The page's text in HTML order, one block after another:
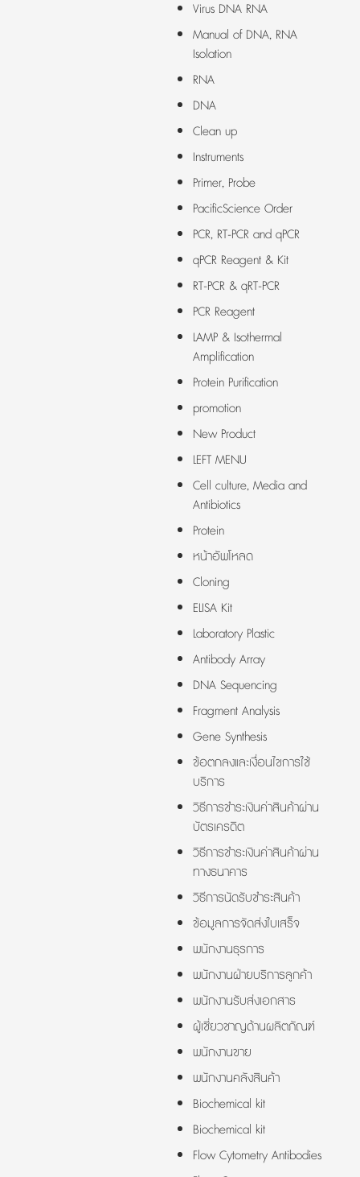
Virus DNA RNA
Manual of DNA, RNA
Isolation
RNA
DNA
Clean up
Instruments
Primer, Probe
PacificScience Order
PCR, RT-PCR and qPCR
qPCR Reagent & Kit
RT-PCR & qRT-PCR
PCR Reagent
LAMP & Isothermal
Amplification
Protein Purification
promotion
New Product
LEFT MENU
Cell culture, Media and
Antibiotics
Protein
หน้าอัพโหลด
Cloning
ELISA Kit
Laboratory Plastic
Antibody Array
DNA Sequencing
Fragment Analysis
Gene Synthesis
ข้อตกลงและเงื่อนไขการใช้
บริการ
วิธีการชำระเงินค่าสินค้าผ่าน
บัตรเครดิต
วิธีการชำระเงินค่าสินค้าผ่าน
ทางธนาคาร
วิธีการนัดรับชำระสินค้า
ข้อมูลการจัดส่งใบเสร็จ
พนักงานธุรการ
พนักงานฝ่ายบริการลูกค้า
พนักงานรับส่งเอกสาร
ผู้เชี่ยวชาญด้านผลิตภัณฑ์
พนักงานขาย
พนักงานคลังสินค้า
Biochemical kit
Biochemical kit
Flow Cytometry Antibodies